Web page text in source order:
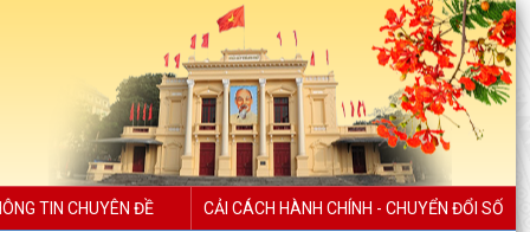
TIN CHUYÊN ĐỀ CẢI CÁCH HÀNH CHÍNH - CHUYỂN ĐỔI SỐ